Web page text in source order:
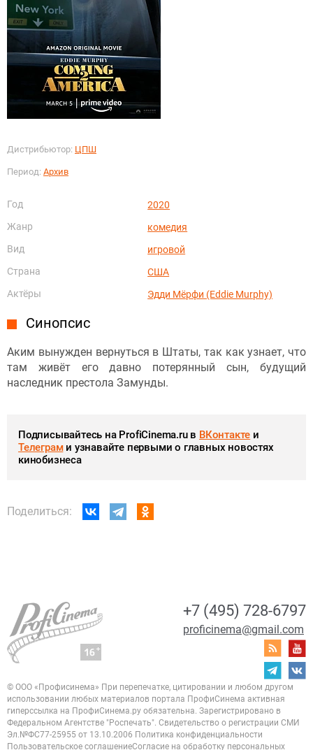
Дистрибьютор: ЦПШ
Период: Архив
Год
2020
Жанр
комедия
Вид
игровой
Страна
США
Актёры
Эдди Мёрфи (Eddie Murphy)
Синопсис
Аким вынужден вернуться в Штаты, так как узнает, что
там живёт его давно потерянный сын, будущий
наследник престола Замунды.
Подписывайтесь на ProfiCinema.ru в ВКонтакте и
Телеграми узнавайте первыми о главных новостях
кинобизнеса
Поделиться:
+7 (495) 728-6797
proficinema@gmail.com
© ООО «Профисинема» При перепечатке, цитировании и любом другом
использовании любых материалов портала ПрофиСинема активная
гиперссылка на ПрофиСинема.ру обязательна. Зарегистрировано в
Федеральном Агентстве "Роспечать". Свидетельство о регистрации СМИ
Эл.№ФС77-25955 от 13.10.2006 Политика конфиденциальности
Пользовательское соглашениеСогласие на обработку персональных